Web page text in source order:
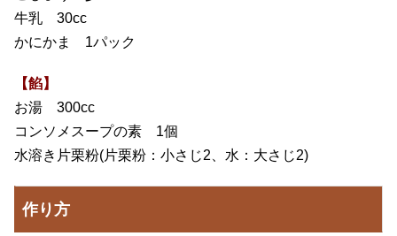
牛乳 30cc
かにかま 1パック
【餡】
お湯 300cc
コンソメスープの素 1個
水溶き片栗粉(片栗粉：小さじ2、水：大さじ2)
作り方